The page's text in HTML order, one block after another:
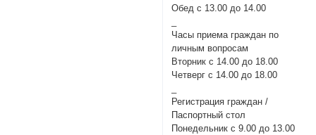
Обед c 13.00 до 14.00
Часы приема граждан по
личным вопросам
Вторник с 14.00 до 18.00
Четверг с 14.00 до 18.00
Регистрация граждан /
Паспортный стол
Понедельник с 9.00 до 13.00